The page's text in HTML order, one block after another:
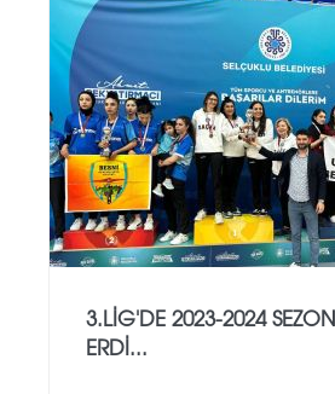
3.LİG'DE 2023-2024
ERDİ...